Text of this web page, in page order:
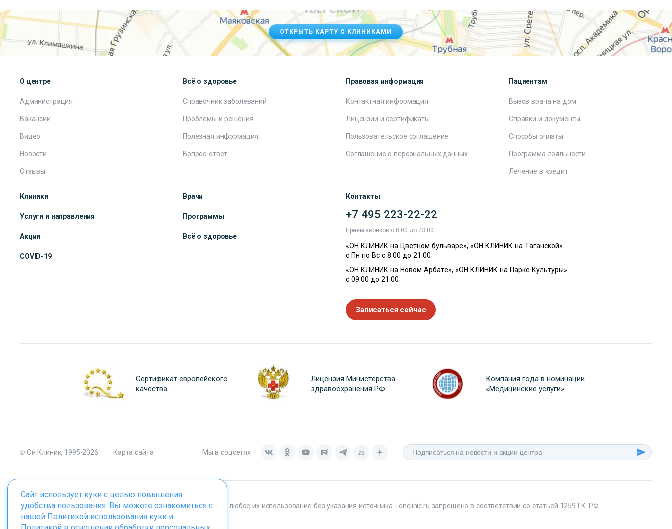
ОТКРЫТЬ КАРТУ С КЛИНИКАМИ
О центре
Администрация
Вакансии
Видео
Новости
Отзывы
Всё о здоровье
Справочник заболеваний
Проблемы и решения
Полезная информация
Вопрос-ответ
Правовая информация
Контактная информация
Лицензии и сертификаты
Пользовательское соглашение
Соглашение о персональных данных
Пациентам
Вызов врача на дом
Справки и документы
Способы оплаты
Программа лояльности
Лечение в кредит
Клиники Врачи
Услуги и направления Программы
Акции Всё о здоровье
COVID-19
Контакты
+7 495 223-22-22
Прием звонков с 8:00 до 23:00
«ОН КЛИНИК на Цветном бульваре», «ОН КЛИНИК на Таганской»
с Пн по Вс с 8:00 до 21:00
«ОН КЛИНИК на Новом Арбате», «ОН КЛИНИК на Парке Культуры»
с 09:00 до 21:00
Записаться сейчас
Сертификат европейского
качества
Лицензия Министерства
здравоохранения РФ
Компания года в номинации
«Медицинские услуги»
© Он Клиник, 1995-2026 Карта сайта Мы в соцсетях
Материалы сайта являются собственностью ООО "Он Клиник", любое их использование без указания источника - onclinic.ru запрещено в соответствии со статьей 1259 ГК. РФ.
Сайт использует куки с целью повышения
удобства пользования. Вы можете ознакомиться с
нашей Политикой использования куки и